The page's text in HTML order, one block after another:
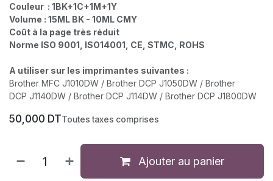
Couleur : 1BK+1C+1M+1Y
Volume : 15ML BK - 10ML CMY
Coût à la page très réduit
Norme ISO 9001, ISO14001, CE, STMC, ROHS
A utiliser sur les imprimantes suivantes :
Brother MFC J1010DW / Brother DCP J1050DW / Brother
DCP J1140DW / Brother DCP J114DW / Brother DCP J1800DW
50,000 DTToutes taxes comprises
Ajouter au panier